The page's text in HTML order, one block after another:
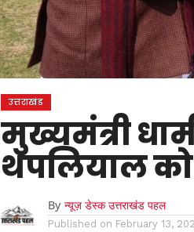
उत्तराखंड
मुख्यमंत्री
थपलियाल
By न्यूज़ डेस्क उत्तराखंड पहल
Published on February 13,